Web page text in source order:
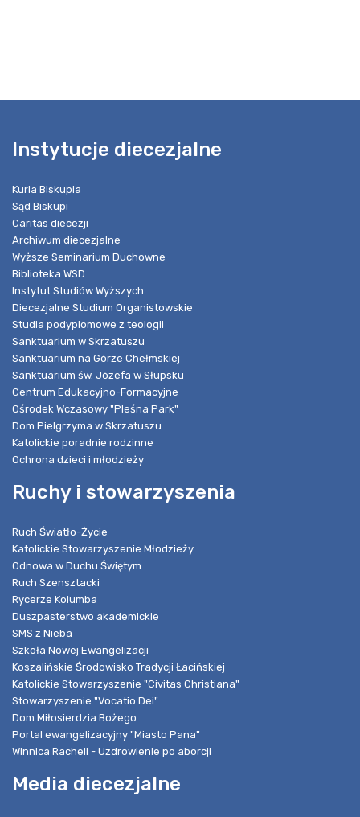
Instytucje diecezjalne
Kuria Biskupia
Sąd Biskupi
Caritas diecezji
Archiwum diecezjalne
Wyższe Seminarium Duchowne
Biblioteka WSD
Instytut Studiów Wyższych
Diecezjalne Studium Organistowskie
Studia podyplomowe z teologii
Sanktuarium w Skrzatuszu
Sanktuarium na Górze Chełmskiej
Sanktuarium św. Józefa w Słupsku
Centrum Edukacyjno-Formacyjne
Ośrodek Wczasowy "Pleśna Park"
Dom Pielgrzyma w Skrzatuszu
Katolickie poradnie rodzinne
Ochrona dzieci i młodzieży
Ruchy i stowarzyszenia
Ruch Światło-Życie
Katolickie Stowarzyszenie Młodzieży
Odnowa w Duchu Świętym
Ruch Szensztacki
Rycerze Kolumba
Duszpasterstwo akademickie
SMS z Nieba
Szkoła Nowej Ewangelizacji
Koszalińskie Środowisko Tradycji Łacińskiej
Katolickie Stowarzyszenie "Civitas Christiana"
Stowarzyszenie "Vocatio Dei"
Dom Miłosierdzia Bożego
Portal ewangelizacyjny "Miasto Pana"
Winnica Racheli - Uzdrowienie po aborcji
Media diecezjalne